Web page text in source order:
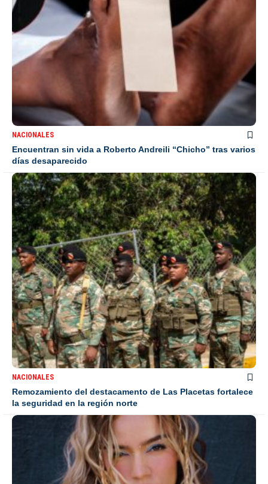
NACIONALES
Encuentran sin vida a Roberto Andreili “Chicho” tras varios
días desaparecido
NACIONALES
Remozamiento del destacamento de Las Placetas fortalece
la seguridad en la región norte